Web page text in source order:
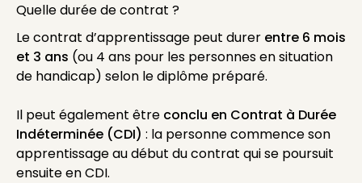
Quelle durée de contrat ?
Le contrat d’apprentissage peut durer entre 6 mois
et 3 ans (ou 4 ans pour les personnes en situation
de handicap) selon le diplôme préparé.
Il peut également être conclu en Contrat à Durée
Indéterminée (CDI) : la personne commence son
apprentissage au début du contrat qui se poursuit
ensuite en CDI.